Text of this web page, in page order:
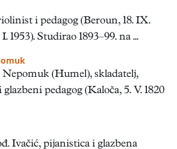
i pedagog (Beroun, 18. IX.
1953). Studirao 1893–99. na ...
(Humel), skladatelj,
pedagog (Kaloča, 5. V. 1820
Ivačić, pijanistica i glazbena